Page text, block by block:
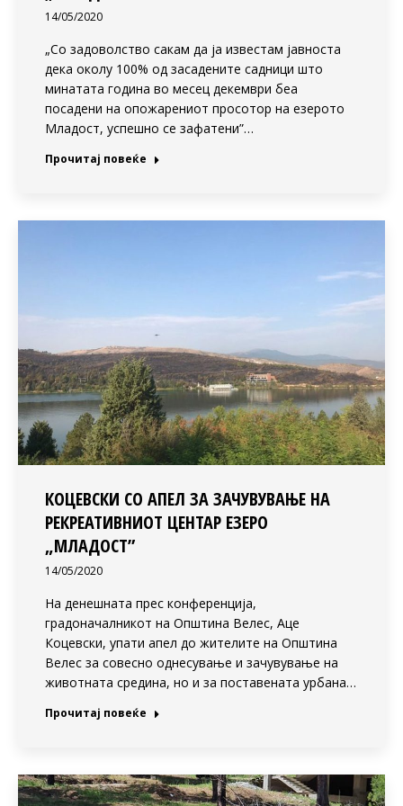
14/05/2020
„Со задоволство сакам да ја известам јавноста
дека околу 100% од засадените садници што
минатата година во месец декември беа
посадени на опожарениот просотор на езерото
Младост, успешно се зафатени”…
Прочитај повеќе
КОЦЕВСКИ СО АПЕЛ ЗА ЗАЧУВУВАЊЕ НА
РЕКРЕАТИВНИОТ ЦЕНТАР ЕЗЕРО
„МЛАДОСТ”
14/05/2020
На денешната прес конференција,
градоначалникот на Општина Велес, Аце
Коцевски, упати апел до жителите на Општина
Велес за совесно однесување и зачувување на
животната средина, но и за поставената урбана…
Прочитај повеќе